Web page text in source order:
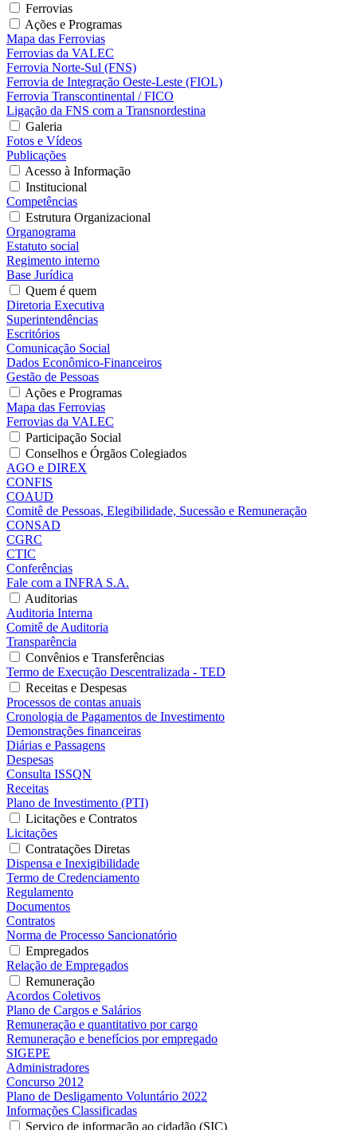
Ferrovias
Ações e Programas
Mapa das Ferrovias
Ferrovias da VALEC
Ferrovia Norte-Sul (FNS)
Ferrovia de Integração Oeste-Leste (FIOL)
Ferrovia Transcontinental / FICO
Ligação da FNS com a Transnordestina
Galeria
Fotos e Vídeos
Publicações
Acesso à Informação
Institucional
Competências
Estrutura Organizacional
Organograma
Estatuto social
Regimento interno
Base Jurídica
Quem é quem
Diretoria Executiva
Superintendências
Escritórios
Comunicação Social
Dados Econômico-Financeiros
Gestão de Pessoas
Ações e Programas
Mapa das Ferrovias
Ferrovias da VALEC
Participação Social
Conselhos e Órgãos Colegiados
AGO e DIREX
CONFIS
COAUD
Comitê de Pessoas, Elegibilidade, Sucessão e Remuneração
CONSAD
CGRC
CTIC
Conferências
Fale com a INFRA S.A.
Auditorias
Auditoria Interna
Comitê de Auditoria
Transparência
Convênios e Transferências
Termo de Execução Descentralizada - TED
Receitas e Despesas
Processos de contas anuais
Cronologia de Pagamentos de Investimento
Demonstrações financeiras
Diárias e Passagens
Despesas
Consulta ISSQN
Receitas
Plano de Investimento (PTI)
Licitações e Contratos
Licitações
Contratações Diretas
Dispensa e Inexigibilidade
Termo de Credenciamento
Regulamento
Documentos
Contratos
Norma de Processo Sancionatório
Empregados
Relação de Empregados
Remuneração
Acordos Coletivos
Plano de Cargos e Salários
Remuneração e quantitativo por cargo
Remuneração e benefícios por empregado
SIGEPE
Administradores
Concurso 2012
Plano de Desligamento Voluntário 2022
Informações Classificadas
Serviço de informação ao cidadão (SIC)